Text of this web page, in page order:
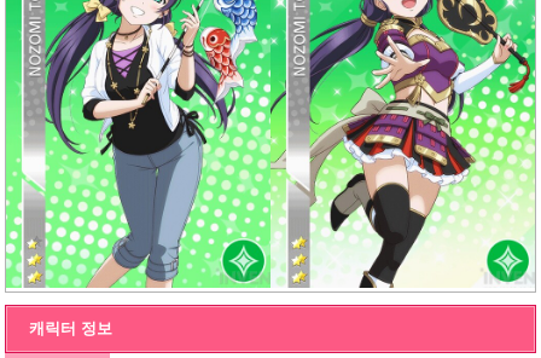
캐릭터 정보